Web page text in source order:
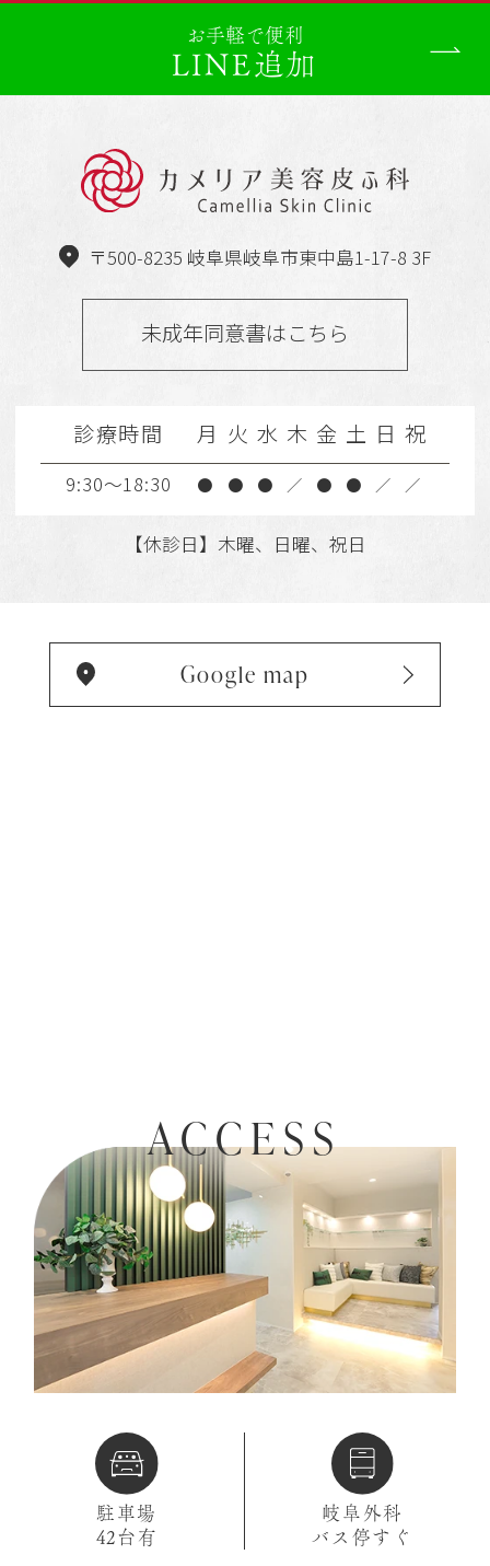
お手軽で便利
LINE追加
〒500-8235 岐阜県岐阜市東中島1-17-8 3F
未成年同意書はこちら
診療時間 月 火 水 木 金 土 日 祝
9:30～18:30 ● ● ● ／ ● ● ／ ／
【休診日】木曜、日曜、祝日
Google map
ACCESS
駐車場
42台有
岐阜外科
バス停すぐ